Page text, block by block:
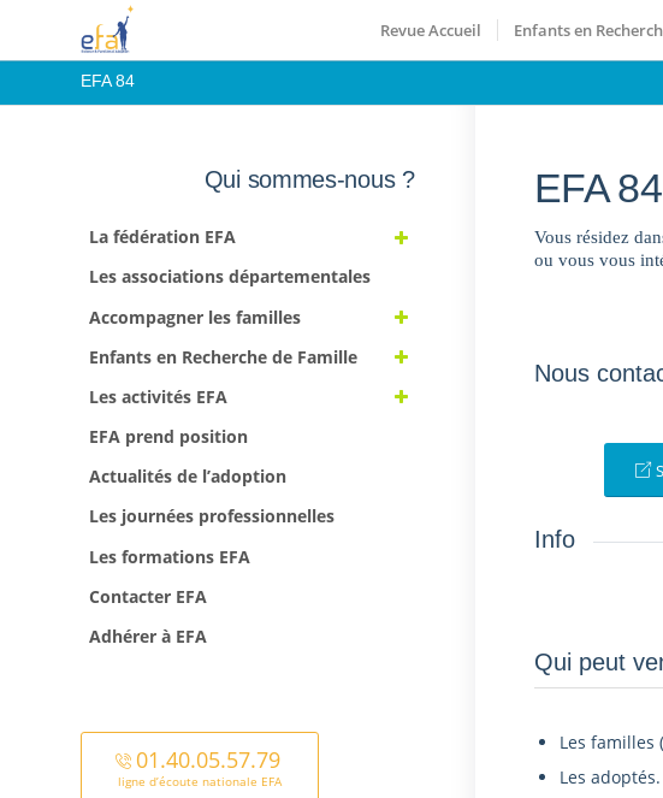
Revue Accueil Enfants en
EFA 84
EFA 84
Vous résidez
ou vous vous
Nous
Info
Qui peut
Les
Les adoptés.
Qui sommes-nous ?
La fédération EFA
Les associations départementales
Accompagner les familles
Enfants en Recherche de Famille
Les activités EFA
EFA prend position
Actualités de l’adoption
Les journées professionnelles
Les formations EFA
Contacter EFA
Adhérer à EFA
01.40.05.57.79
ligne d’écoute nationale EFA